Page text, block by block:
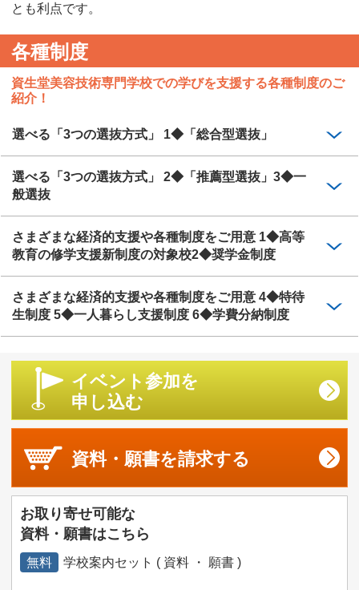
とも利点です。
各種制度
資生堂美容技術専門学校での学びを支援する各種制度のご
紹介！
選べる「3つの選抜方式」 1◆「総合型選抜」
選べる「3つの選抜方式」 2◆「推薦型選抜」3◆一
般選抜
さまざまな経済的支援や各種制度をご用意 1◆高等
教育の修学支援新制度の対象校2◆奨学金制度
さまざまな経済的支援や各種制度をご用意 4◆特待
生制度 5◆一人暮らし支援制度 6◆学費分納制度
イベント参加を
申し込む
資料・願書を請求する
お取り寄せ可能な
資料・願書はこちら
無料 学校案内セット ( 資料 ・ 願書 )